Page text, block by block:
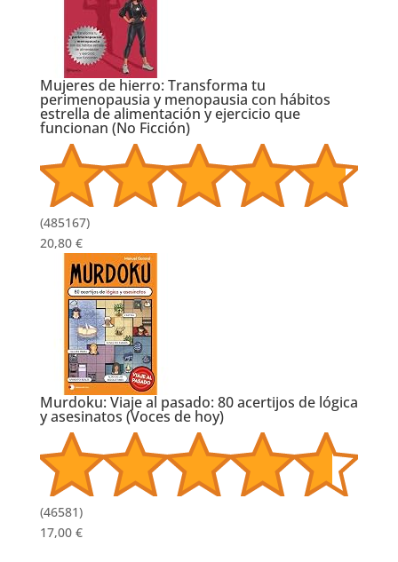
Mujeres de hierro: Transforma tu
perimenopausia y menopausia con hábitos
estrella de alimentación y ejercicio que
funcionan (No Ficción)
(485167)
20,80 €
Murdoku: Viaje al pasado: 80 acertijos de lógica
y asesinatos (Voces de hoy)
(46581)
17,00 €